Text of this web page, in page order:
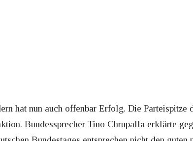
hat nun auch offenbar Erfolg. Die Parteispitze
Bundessprecher Tino Chrupalla erklärte